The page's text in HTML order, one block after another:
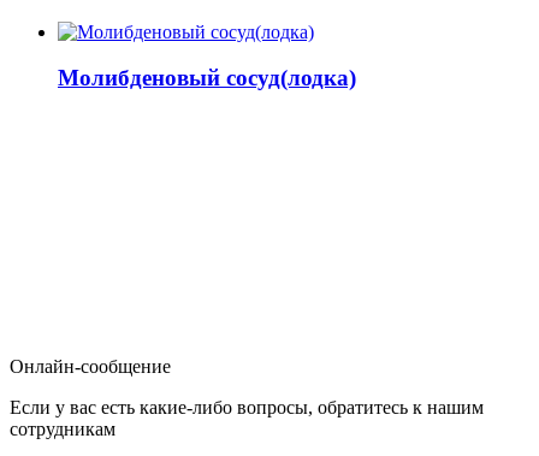
Молибденовый сосуд(лодка)
Онлайн-сообщение
Если у вас есть какие-либо вопросы, обратитесь к нашим
сотрудникам